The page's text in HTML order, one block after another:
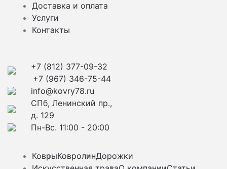
Доставка и оплата
Услуги
Контакты
+7 (812) 377-09-32
+7 (967) 346-75-44
info@kovry78.ru
СПб, Ленинский пр.,
д. 129
Пн-Вс. 11:00 - 20:00
КоврыКовролинДорожки